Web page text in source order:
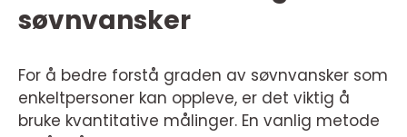
søvnvansker
For å bedre forstå graden av søvnvansker som
enkeltpersoner kan oppleve, er det viktig å
bruke kvantitative målinger. En vanlig metode